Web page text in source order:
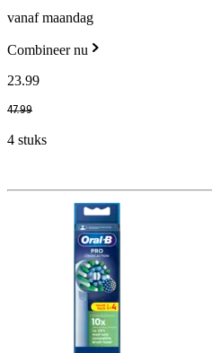
vanaf maandag
Combineer nu
23.99
47.99
4 stuks